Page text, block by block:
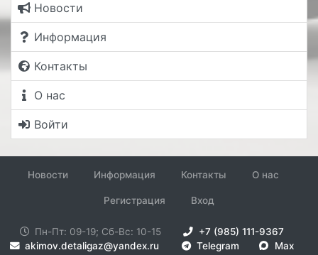
Новости
Информация
Контакты
О нас
Войти
Новости Информация Контакты О нас
Регистрация Вход
Пн-Пт: 09-19; Сб-Вс: 10-15
+7 (985) 111-9367
akimov.detaligaz@yandex.ru
Telegram Max